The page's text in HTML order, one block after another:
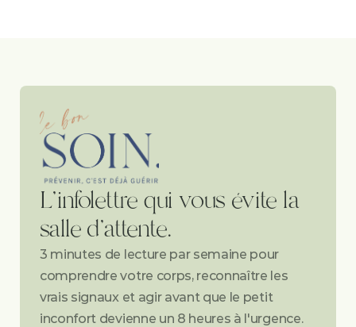
L'infolettre qui vous évite la
salle d'attente.
3 minutes de lecture par semaine pour
comprendre votre corps, reconnaître les
vrais signaux et agir avant que le petit
inconfort devienne un 8 heures à l'urgence.